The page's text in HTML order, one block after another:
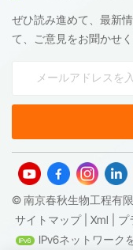
ぜひ読み進めて、最新
て、ご意見をお聞かせく
© 南京春秋生物工程有
サイトマップ
Xml
プ
IPv6ネットワーク